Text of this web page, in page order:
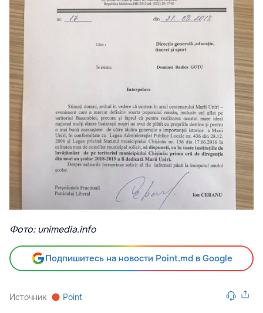
Фото: unimedia.info
Подпишитесь на новости Point.md в Google
Источник Point